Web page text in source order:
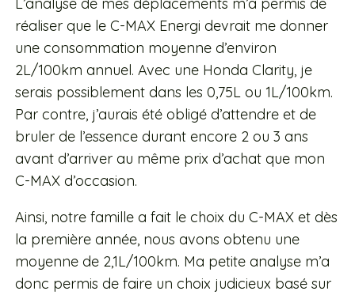
réaliser que le C-MAX Energi devrait me donner
une consommation moyenne d’environ
2L/100km annuel. Avec une Honda Clarity, je
serais possiblement dans les 0,75L ou 1L/100km.
Par contre, j’aurais été obligé d’attendre et de
bruler de l’essence durant encore 2 ou 3 ans
avant d’arriver au même prix d’achat que mon
C-MAX d’occasion.
Ainsi, notre famille a fait le choix du C-MAX et dès
la première année, nous avons obtenu une
moyenne de 2,1L/100km. Ma petite analyse m’a
donc permis de faire un choix judicieux basé sur